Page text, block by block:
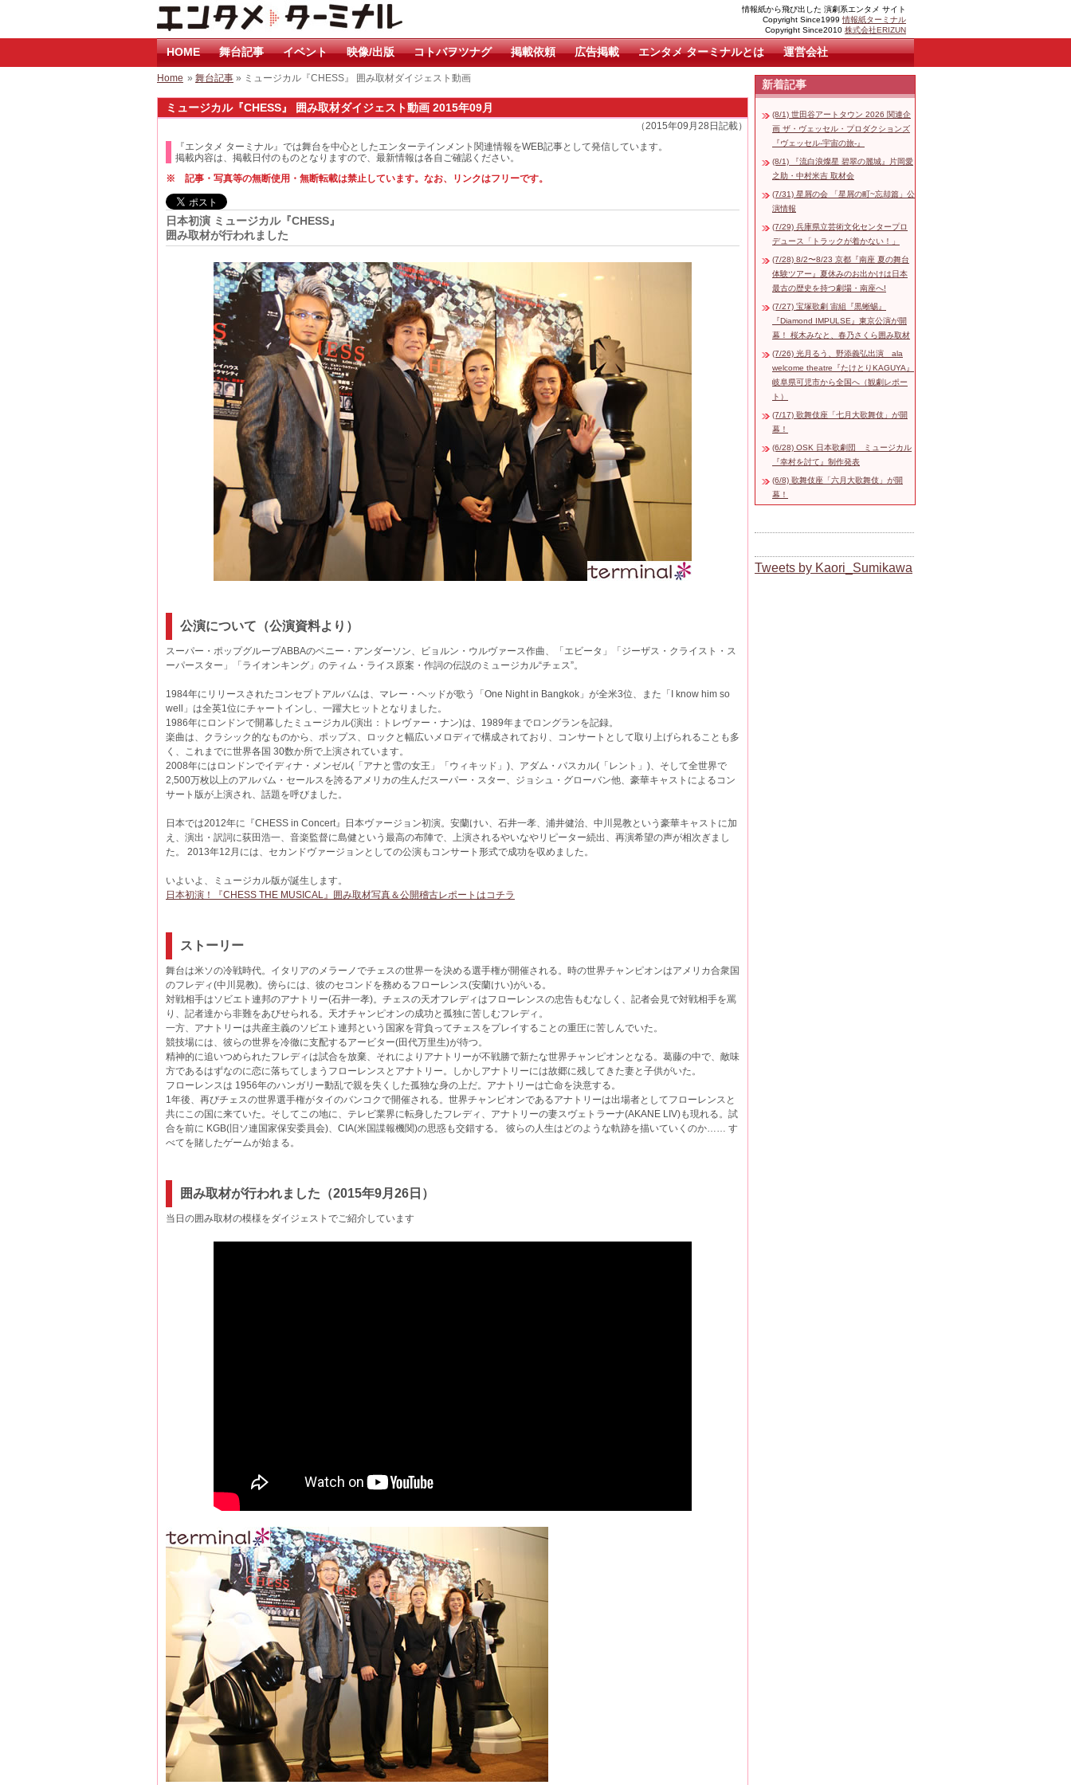
情報紙から飛び出した 演劇系エンタメ サイト
Copyright Since1999 情報紙ターミナル
Copyright Since2010 株式会社ERIZUN
HOME 舞台記事 イベント 映像/出版 コトバヲツナグ 掲載依頼 広告掲載 エンタメ ターミナルとは 運営会社
Home » 舞台記事 » ミュージカル『CHESS』 囲み取材ダイジェスト動画
ミュージカル『CHESS』 囲み取材ダイジェスト動画 2015年09月
（2015年09月28日記載）
『エンタメ ターミナル』では舞台を中心としたエンターテインメント関連情報をWEB記事として発信しています。
掲載内容は、掲載日付のものとなりますので、最新情報は各自ご確認ください。
※ 記事・写真等の無断使用・無断転載は禁止しています。なお、リンクはフリーです。
日本初演 ミュージカル『CHESS』
囲み取材が行われました
公演について（公演資料より）
スーパー・ポップグループABBAのベニー・アンダーソン、ビョルン・ウルヴァース作曲、「エビータ」「ジーザス・クライスト・ス
ーパースター」「ライオンキング」のティム・ライス原案・作詞の伝説のミュージカル“チェス”。
1984年にリリースされたコンセプトアルバムは、マレー・ヘッドが歌う「One Night in Bangkok」が全米3位、また「I know him so
well」は全英1位にチャートインし、一躍大ヒットとなりました。
1986年にロンドンで開幕したミュージカル(演出：トレヴァー・ナン)は、1989年までロングランを記録。
楽曲は、クラシック的なものから、ポップス、ロックと幅広いメロディで構成されており、コンサートとして取り上げられることも多
く、これまでに世界各国 30数か所で上演されています。
2008年にはロンドンでイディナ・メンゼル(「アナと雪の女王」「ウィキッド」)、アダム・パスカル(「レント」)、そして全世界で
2,500万枚以上のアルバム・セールスを誇るアメリカの生んだスーパー・スター、ジョシュ・グローバン他、豪華キャストによるコン
サート版が上演され、話題を呼びました。
日本では2012年に『CHESS in Concert』日本ヴァージョン初演。安蘭けい、石井一孝、浦井健治、中川晃教という豪華キャストに加
え、演出・訳詞に荻田浩一、音楽監督に島健という最高の布陣で、上演されるやいなやリピーター続出、再演希望の声が相次ぎまし
た。 2013年12月には、セカンドヴァージョンとしての公演もコンサート形式で成功を収めました。
いよいよ、ミュージカル版が誕生します。
日本初演！『CHESS THE MUSICAL』囲み取材写真＆公開稽古レポートはコチラ
ストーリー
舞台は米ソの冷戦時代。イタリアのメラーノでチェスの世界一を決める選手権が開催される。時の世界チャンピオンはアメリカ合衆国
のフレディ(中川晃教)。傍らには、彼のセコンドを務めるフローレンス(安蘭けい)がいる。
対戦相手はソビエト連邦のアナトリー(石井一孝)。チェスの天才フレディはフローレンスの忠告もむなしく、記者会見で対戦相手を罵
り、記者達から非難をあびせられる。天才チャンピオンの成功と孤独に苦しむフレディ。
一方、アナトリーは共産主義のソビエト連邦という国家を背負ってチェスをプレイすることの重圧に苦しんでいた。
競技場には、彼らの世界を冷徹に支配するアービター(田代万里生)が待つ。
精神的に追いつめられたフレディは試合を放棄、それによりアナトリーが不戦勝で新たな世界チャンピオンとなる。葛藤の中で、敵味
方であるはずなのに恋に落ちてしまうフローレンスとアナトリー。しかしアナトリーには故郷に残してきた妻と子供がいた。
フローレンスは 1956年のハンガリー動乱で親を失くした孤独な身の上だ。アナトリーは亡命を決意する。
1年後、再びチェスの世界選手権がタイのバンコクで開催される。世界チャンピオンであるアナトリーは出場者としてフローレンスと
共にこの国に来ていた。そしてこの地に、テレビ業界に転身したフレディ、アナトリーの妻スヴェトラーナ(AKANE LIV)も現れる。試
合を前に KGB(旧ソ連国家保安委員会)、CIA(米国諜報機関)の思惑も交錯する。 彼らの人生はどのような軌跡を描いていくのか…… す
べてを賭したゲームが始まる。
囲み取材が行われました（2015年9月26日）
当日の囲み取材の模様をダイジェストでご紹介しています
新着記事
(8/1) 世田谷アートタウン 2026 関連企
画 ザ・ヴェッセル・プロダクションズ
『ヴェッセル-宇宙の旅-』
(8/1) 『流白浪燦星 碧翠の麗城』片岡愛
之助・中村米吉 取材会
(7/31) 星屑の会 「星屑の町~忘却篇」公
演情報
(7/29) 兵庫県立芸術文化センタープロ
デュース「トラックが着かない！」
(7/28) 8/2〜8/23 京都『南座 夏の舞台
体験ツアー』夏休みのお出かけは日本
最古の歴史を持つ劇場・南座へ!
(7/27) 宝塚歌劇 宙組『黒蜥蜴』
『Diamond IMPULSE』東京公演が開
幕！ 桜木みなと、春乃さくら囲み取材
(7/26) 光月るう、野添義弘出演 ala
welcome theatre『たけとりKAGUYA』
岐阜県可児市から全国へ（観劇レポー
ト）
(7/17) 歌舞伎座「七月大歌舞伎」が開
幕！
(6/28) OSK 日本歌劇団 ミュージカル
『幸村を討て』制作発表
(6/8) 歌舞伎座「六月大歌舞伎」が開
幕！
Tweets by Kaori_Sumikawa